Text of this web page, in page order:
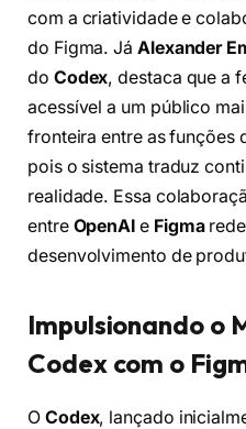
com a criatividade e
do Figma. Já Alexander
do Codex, destaca que a
acessível a um público
fronteira entre as funções
pois o sistema traduz
realidade. Essa
entre OpenAI e Figma
desenvolvimento de
Impulsionando o
Codex com o
O Codex, lançado